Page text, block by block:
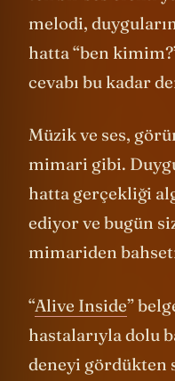
melodi,
hatta “ben
cevabı bu kadar
Müzik ve ses,
mimari gibi.
hatta gerçekliği
ediyor ve bugün
mimariden
“Alive Inside”
hastalarıyla dolu
deneyi gördükten